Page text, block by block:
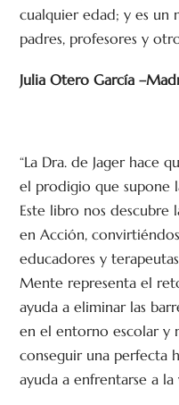
cualquier edad; y es un
padres, profesores y
Julia Otero García
“La Dra. de Jager hace
el prodigio que supone
Este libro nos descubre
en Acción,
educadores y
Mente representa el
ayuda a eliminar las
en el entorno escolar y
conseguir una perfecta
ayuda a enfrentarse a la